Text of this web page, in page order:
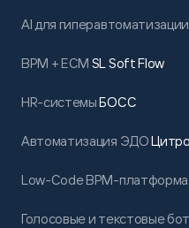
AI для гиперавтоматизации
BPM + ECM SL Soft Flow
HR-системыБОСС
Автоматизация ЭДО
Low-Code BPM-платформа
Голосовые и текстовые